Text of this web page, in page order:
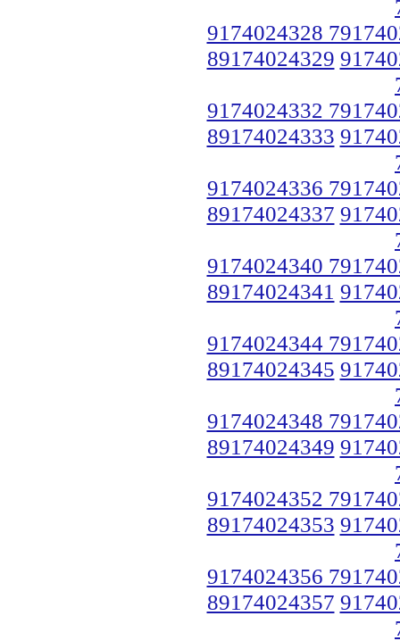
9174024328
89174024329
9174024332
89174024333
9174024336
89174024337
9174024340
89174024341
9174024344
89174024345
9174024348
89174024349
9174024352
89174024353
9174024356
89174024357